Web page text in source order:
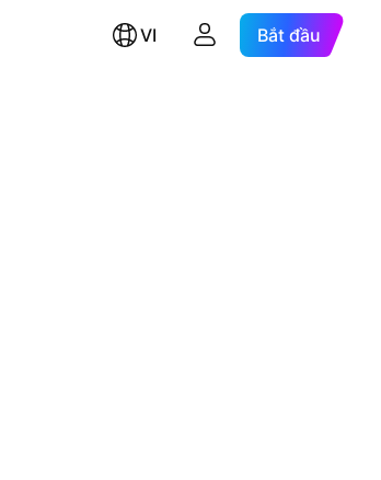
VI Bắt đầu